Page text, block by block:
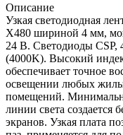
Описание
Узкая светодиодная
X480 шириной 4 мм,
24 В. Светодиоды CSP,
(4000K). Высокий
обеспечивает точное
освещении любых
помещений.
линии света создается
экранов. Узкая плата